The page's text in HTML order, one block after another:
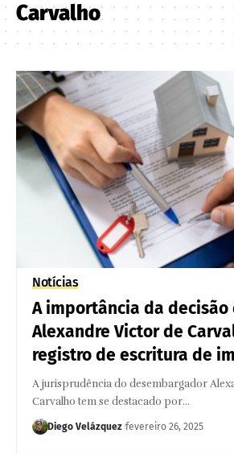
Carvalho
Notícias
A importância da decisão
Alexandre Victor de
registro de escritura de
A jurisprudência do desembargador
Carvalho tem se destacado por…
Diego Velázquez fevereiro 26, 2025